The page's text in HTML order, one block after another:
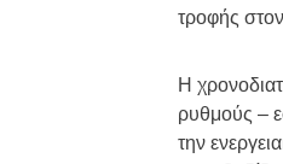
τροφής
Η
ρυθμούς –
την